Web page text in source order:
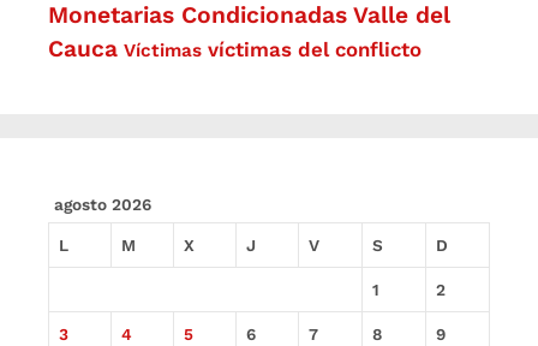
Monetarias Condicionadas Valle del
Cauca Víctimas víctimas del conflicto
agosto 2026
L M X J V S D
1 2
3 4 5 6 7 8 9